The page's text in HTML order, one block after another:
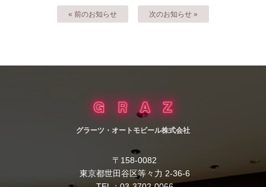
« 前のお知らせ 次のお知らせ »
グラーツ・オートモビール株式会社
〒158-0082
東京都世田谷区等々力 2-36-6